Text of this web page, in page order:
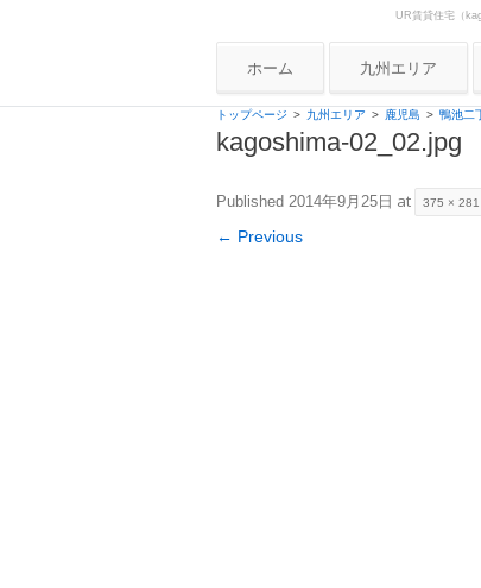
UR賃貸住宅（
ホーム 九州エリア
トップページ 九州エリア 鹿児島 鴨池二
kagoshima-02_02.jpg
Published 2014年9月25日 at 375 × 281
← Previous